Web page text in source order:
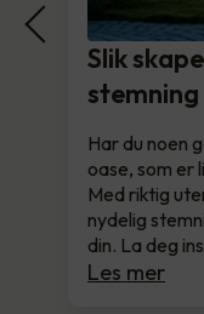
Slik
Har du noen
oase, som er
Med riktig
nydelig
din. La deg
Les mer